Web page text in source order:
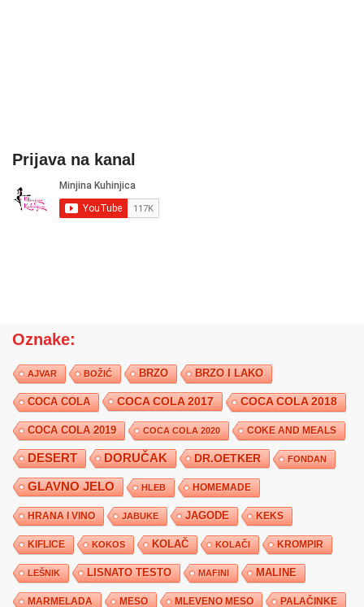
Prijava na kanal
Oznake:
AJVAR BOŽIĆ BRZO BRZO I LAKO
COCA COLA COCA COLA 2017 COCA COLA 2018
COCA COLA 2019 COCA COLA 2020 COKE AND MEALS
DESERT DORUČAK DR.OETKER FONDAN
GLAVNO JELO HLEB HOMEMADE
HRANA I VINO JABUKE JAGODE KEKS
KIFLICE KOKOS KOLAČ KOLAČI KROMPIR
LEŠNIK LISNATO TESTO MAFINI MALINE
MARMELADA MESO MLEVENO MESO PALAČINKE